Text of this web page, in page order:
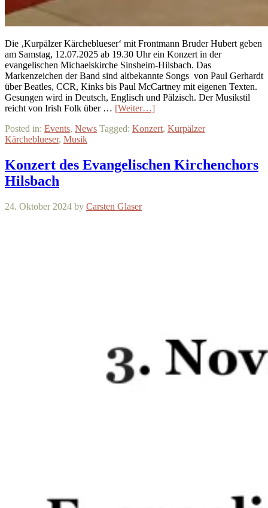
Die ‚Kurpälzer Kärcheblueser‘ mit Frontmann Bruder Hubert geben
am Samstag, 12.07.2025 ab 19.30 Uhr ein Konzert in der
evangelischen Michaelskirche Sinsheim-Hilsbach. Das
Markenzeichen der Band sind altbekannte Songs von Paul Gerhardt
über Beatles, CCR, Kinks bis Paul McCartney mit eigenen Texten.
Gesungen wird in Deutsch, Englisch und Pälzisch. Der Musikstil
reicht von Irish Folk über … [Weiter…]
Posted in: Events, News Tagged: Konzert, Kurpälzer
Kärcheblueser, Musik
Konzert des Evangelischen Kirchenchors
Hilsbach
24. Oktober 2024 by Carsten Glaser